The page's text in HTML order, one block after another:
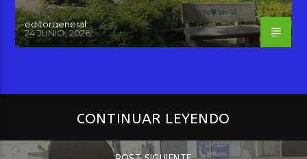
editorgeneral
24 JUNIO, 2026
CONTINUAR LEYENDO